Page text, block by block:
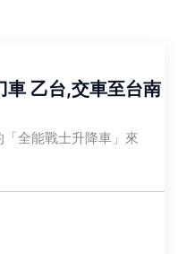
乙台,交車至台南
全能戰士升降車」來